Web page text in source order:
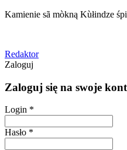
Kamienie sã mòkną Kùłindze
Redaktor
Zaloguj
Zaloguj się na swoje
Login *
Hasło *